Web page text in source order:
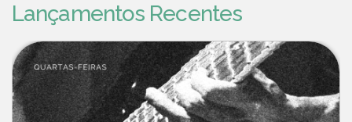
Lançamentos Recentes